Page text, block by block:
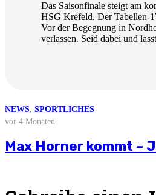
Das Saisonfinale steigt am
HSG Krefeld. Der Tabellen-
Vor der Begegnung in
verlassen. Seid dabei und
Weitere
NEWS
vor 3 Wochen
Stellungnahme zur
NEWS
vor 4 Wochen
Saisonvorbereitung
NEWS
vor 2 Monaten
Björn Zintel geht –
NEWS
vor 3 Monaten
Mathis Berger
NEWS, SPORTLICHES
vor 4 Monaten
Max Horner kommt –